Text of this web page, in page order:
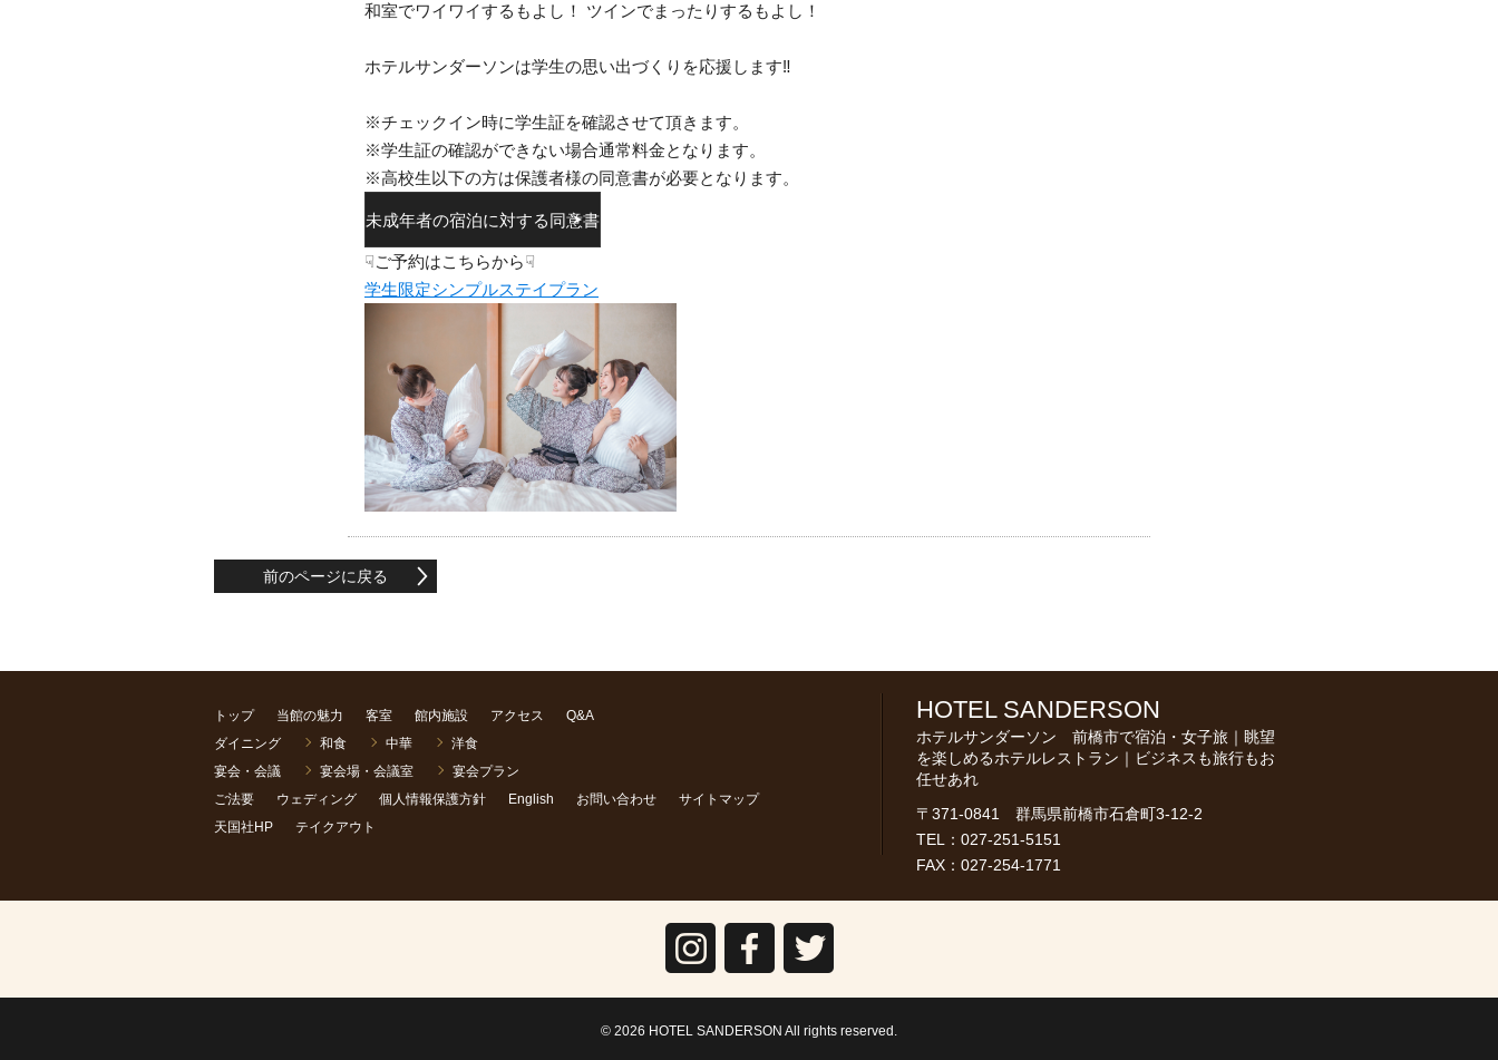
和室でワイワイするもよし！ ツインでまったりするもよし！
ホテルサンダーソンは学生の思い出づくりを応援します‼
※チェックイン時に学生証を確認させて頂きます。
※学生証の確認ができない場合通常料金となります。
※高校生以下の方は保護者様の同意書が必要となります。
未成年者の宿泊に対する同意書
☟ご予約はこちらから☟
学生限定シンプルステイプラン
前のページに戻る
トップ 当館の魅力 客室 館内施設 アクセス
Q&A
ダイニング
和食 中華
洋食
宴会・会議
宴会場・会議室
宴会プラン
ご法要
ウェディング 個人情報保護方針 English お問い合わせ
サイトマップ
天国社HP
テイクアウト
HOTEL SANDERSON
ホテルサンダーソン 前橋市で宿泊・女子旅｜眺望
を楽しめるホテルレストラン｜ビジネスも旅行もお
任せあれ
〒371-0841 群馬県前橋市石倉町3-12-2
TEL：027-251-5151
FAX：027-254-1771
© 2026 HOTEL SANDERSON All rights reserved.